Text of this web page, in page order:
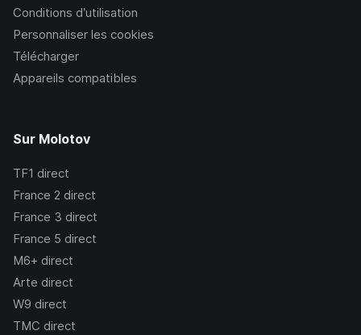
Conditions d’utilisation
Personnaliser les cookies
Télécharger
Appareils compatibles
Sur Molotov
TF1 direct
France 2 direct
France 3 direct
France 5 direct
M6+ direct
Arte direct
W9 direct
TMC direct